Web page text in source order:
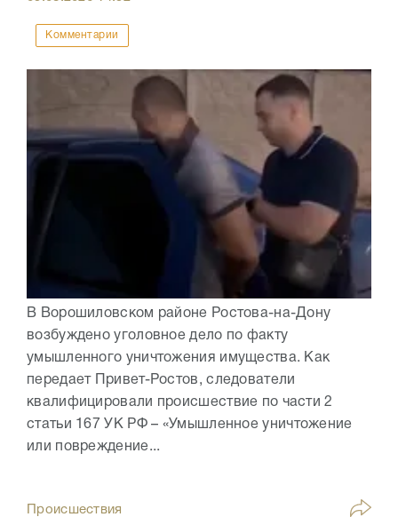
Комментарии
В Ворошиловском районе Ростова-на-Дону
возбуждено уголовное дело по факту
умышленного уничтожения имущества. Как
передает Привет-Ростов, следователи
квалифицировали происшествие по части 2
статьи 167 УК РФ – «Умышленное уничтожение
или повреждение...
Происшествия